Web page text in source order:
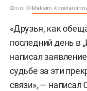
Фото: © Maksim
«Друзья, как
последний день в
написал
судьбе за эти
связи», — написал